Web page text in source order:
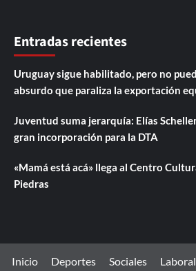
Entradas recientes
Uruguay sigue habilitado, pero no
absurdo que paraliza la exportación
Juventud suma jerarquía: Elías
gran incorporación para la DTA
«Mamá está acá» llega al Centro
Piedras
Inicio Deportes Sociales